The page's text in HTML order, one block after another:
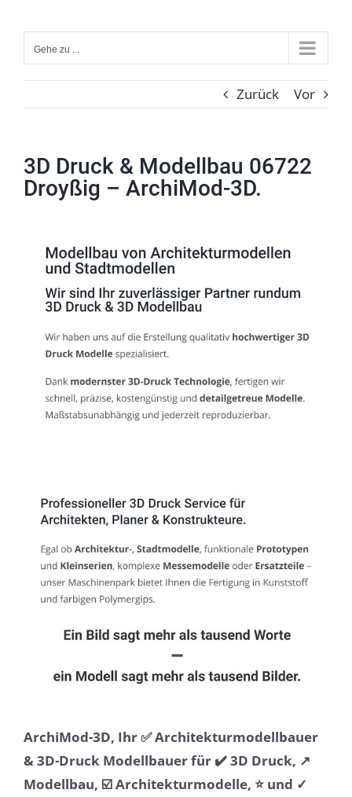
Inhalt
springenGehe zu ...
Zurück Vor
3D Druck & Modellbau 06722
Droyßig – ArchiMod-3D.
ArchiMod-3D, Ihr ✅ Architekturmodellbauer
& 3D-Druck Modellbauer für ✔️ 3D Druck, ↗️
Modellbau, ☑️ Architekturmodelle, ⭐ und ✓